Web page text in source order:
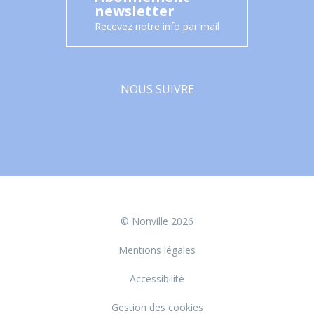
newsletter
Recevez notre info par mail
NOUS SUIVRE
© Nonville 2026
Mentions légales
Accessibilité
Gestion des cookies